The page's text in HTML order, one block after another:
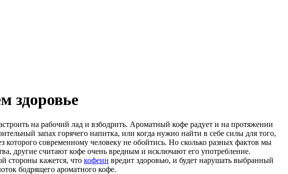
здоровье
на рабочий лад и взбодрить. Ароматный кофе радует и на протяжении
запах горячего напитка, или когда нужно найти в себе силы для того,
современному человеку не обойтись. Но сколько разных фактов мы
другие считают кофе очень вредным и исключают его употребление.
стороны кажется, что кофеин вредит здоровью, и будет нарушать выбранный
бодрящего ароматного кофе.